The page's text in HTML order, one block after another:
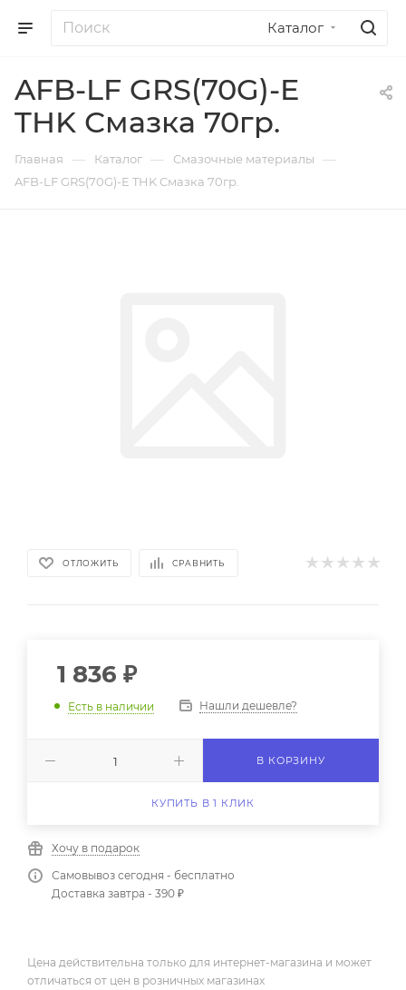
Каталог
AFB-LF GRS(70G)-E
THK Смазка 70гр.
Главная — Каталог — Смазочные материалы —
AFB-LF GRS(70G)-E THK Смазка 70гр.
ОТЛОЖИТЬ СРАВНИТЬ
1 836 ₽
Есть в наличии Нашли дешевле?
В КОРЗИНУ
КУПИТЬ В 1 КЛИК
Хочу в подарок
Самовывоз сегодня - бесплатно
Доставка завтра - 390 ₽
Цена действительна только для интернет-магазина и может
отличаться от цен в розничных магазинах